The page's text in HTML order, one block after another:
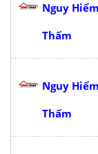
Nguy
Thấm
Nguy
Thấm